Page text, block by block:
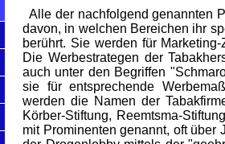
Alle der nachfolgend genannten
davon, in welchen Bereichen ihr
berührt. Sie werden für
Die Werbestrategen der
auch unter den Begriffen
sie für entsprechende
werden die Namen der
Körber-Stiftung, Reemtsma-
mit Prominenten genannt, oft